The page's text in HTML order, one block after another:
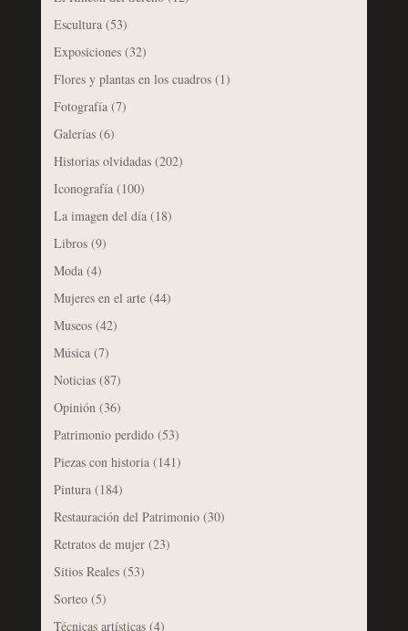
Escultura(53)
Exposiciones(32)
Flores y plantas en los cuadros(1)
Fotografía(7)
Galerías(6)
Historias olvidadas(202)
Iconografía(100)
La imagen del día(18)
Libros(9)
Moda(4)
Mujeres en el arte(44)
Museos(42)
Música(7)
Noticias(87)
Opinión(36)
Patrimonio perdido(53)
Piezas con historia(141)
Pintura(184)
Restauración del Patrimonio(30)
Retratos de mujer(23)
Sitios Reales(53)
Sorteo(5)
Técnicas artísticas(4)